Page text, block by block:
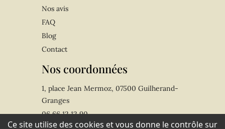
Nos avis
FAQ
Blog
Contact
Nos coordonnées
1, place Jean Mermoz, 07500 Guilherand-
Granges
06 66 12 12 90
Ce site utilise des cookies et vous donne le contrôle sur